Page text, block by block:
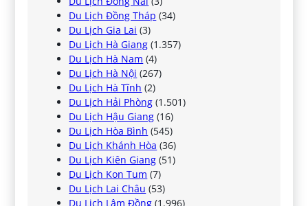
Du Lịch Đồng Tháp (34)
Du Lịch Gia Lai (3)
Du Lịch Hà Giang (1.357)
Du Lịch Hà Nam (4)
Du Lịch Hà Nội (267)
Du Lịch Hà Tĩnh (2)
Du Lịch Hải Phòng (1.501)
Du Lịch Hậu Giang (16)
Du Lịch Hòa Bình (545)
Du Lịch Khánh Hòa (36)
Du Lịch Kiên Giang (51)
Du Lịch Kon Tum (7)
Du Lịch Lai Châu (53)
Du Lịch Lâm Đồng (1.996)